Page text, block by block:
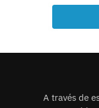
A través de